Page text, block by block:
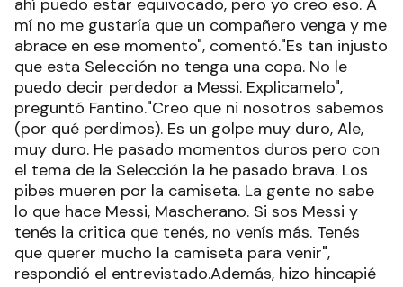
ahí puedo estar equivocado, pero yo creo eso. A
mí no me gustaría que un compañero venga y me
abrace en ese momento", comentó."Es tan injusto
que esta Selección no tenga una copa. No le
puedo decir perdedor a Messi. Explicamelo",
preguntó Fantino."Creo que ni nosotros sabemos
(por qué perdimos). Es un golpe muy duro, Ale,
muy duro. He pasado momentos duros pero con
el tema de la Selección la he pasado brava. Los
pibes mueren por la camiseta. La gente no sabe
lo que hace Messi, Mascherano. Si sos Messi y
tenés la critica que tenés, no venís más. Tenés
que querer mucho la camiseta para venir",
respondió el entrevistado.Además, hizo hincapié